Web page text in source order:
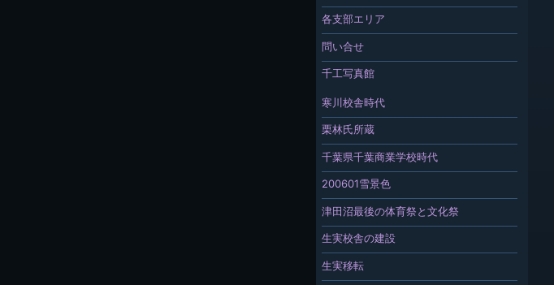
各支部エリア
問い合せ
千工写真館
寒川校舎時代
栗林氏所蔵
千葉県千葉商業学校時代
200601雪景色
津田沼最後の体育祭と文化祭
生実校舎の建設
生実移転